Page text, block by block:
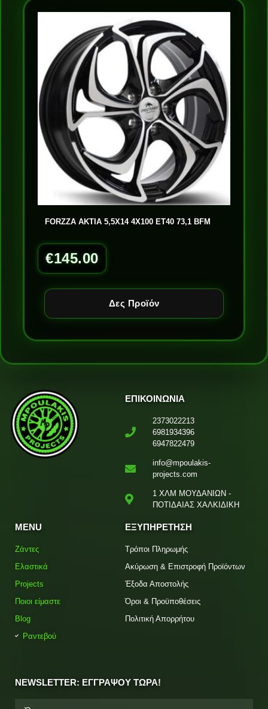
FORZZA AKTIA 5,5X14 4X100 ET40 73,1 BFM
€145.00
Δες Προϊόν
ΕΠΙΚΟΙΝΩΝΙΑ
2373022213
6981934396
6947822479
info@mpoulakis-
projects.com
1 ΧΛΜ ΜΟΥΔΑΝΙΩΝ -
ΠΟΤΙΔΑΙΑΣ ΧΑΛΚΙΔΙΚΗ
MENU
Ζάντες
Ελαστικά
Projects
Ποιοι είμαστε
Blog
Ραντεβού
ΕΞΥΠΗΡΕΤΗΣΗ
Τρόποι Πληρωμής
Ακύρωση & Επιστροφή Προϊόντων
Έξοδα Αποστολής
Όροι & Προϋποθέσεις
Πολιτική Απορρήτου
NEWSLETTER: ΕΓΓΡΑΨΟΥ ΤΩΡΑ!